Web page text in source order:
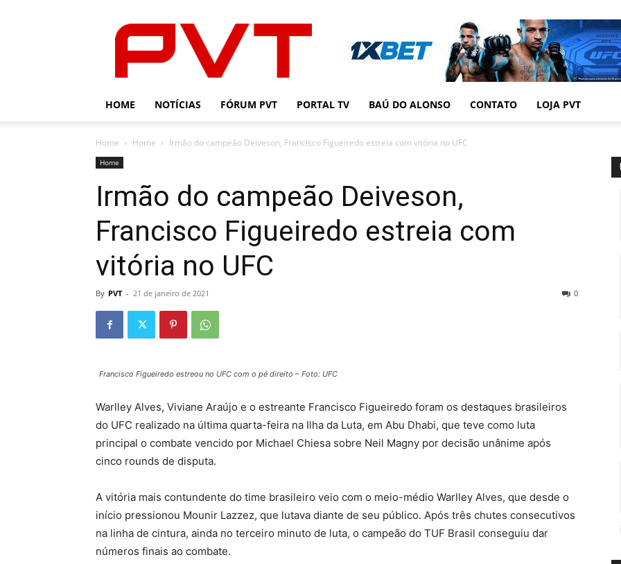
HOME NOTÍCIAS FÓRUM PVT PORTAL TV BAÚ DO ALONSO CONTATO LOJA PVT
Home Home Irmão do campeão Deiveson, Francisco Figueiredo estreia com vitória no UFC
Home
Irmão do campeão Deiveson,
Francisco Figueiredo estreia com
vitória no UFC
By PVT - 21 de janeiro de 2021 0
Francisco Figueiredo estreou no UFC com o pé direito – Foto: UFC
Warlley Alves, Viviane Araújo e o estreante Francisco Figueiredo foram os destaques brasileiros
do UFC realizado na última quarta-feira na Ilha da Luta, em Abu Dhabi, que teve como luta
principal o combate vencido por Michael Chiesa sobre Neil Magny por decisão unânime após
cinco rounds de disputa.
A vitória mais contundente do time brasileiro veio com o meio-médio Warlley Alves, que desde o
início pressionou Mounir Lazzez, que lutava diante de seu público. Após três chutes consecutivos
na linha de cintura, ainda no terceiro minuto de luta, o campeão do TUF Brasil conseguiu dar
números finais ao combate.